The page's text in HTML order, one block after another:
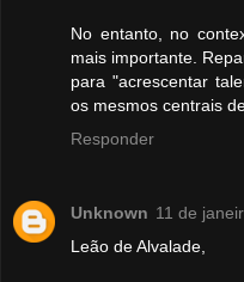
No entanto, no
mais importante.
para "acrescentar
os mesmos centrais
Responder
Unknown 11 de
Leão de Alvalade,